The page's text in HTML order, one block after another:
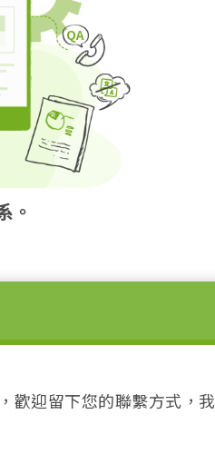
。
歡迎留下您的聯繫方式，我